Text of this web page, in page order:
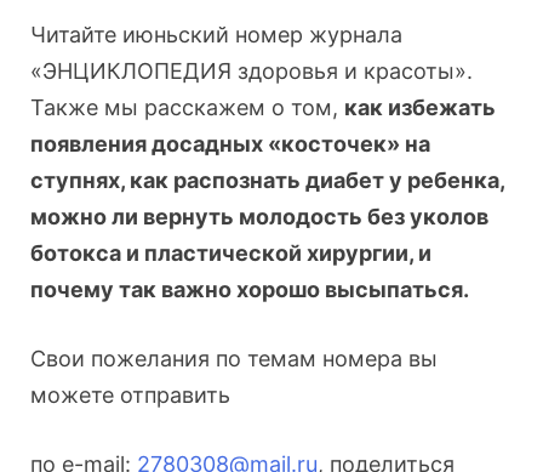
Читайте июньский номер журнала
«ЭНЦИКЛОПЕДИЯ здоровья и красоты».
Также мы расскажем о том, как избежать
появления досадных «косточек» на
ступнях, как распознать диабет у ребенка,
можно ли вернуть молодость без уколов
ботокса и пластической хирургии, и
почему так важно хорошо высыпаться.
Свои пожелания по темам номера вы
можете отправить
по e-mail: 2780308@mail.ru, поделиться